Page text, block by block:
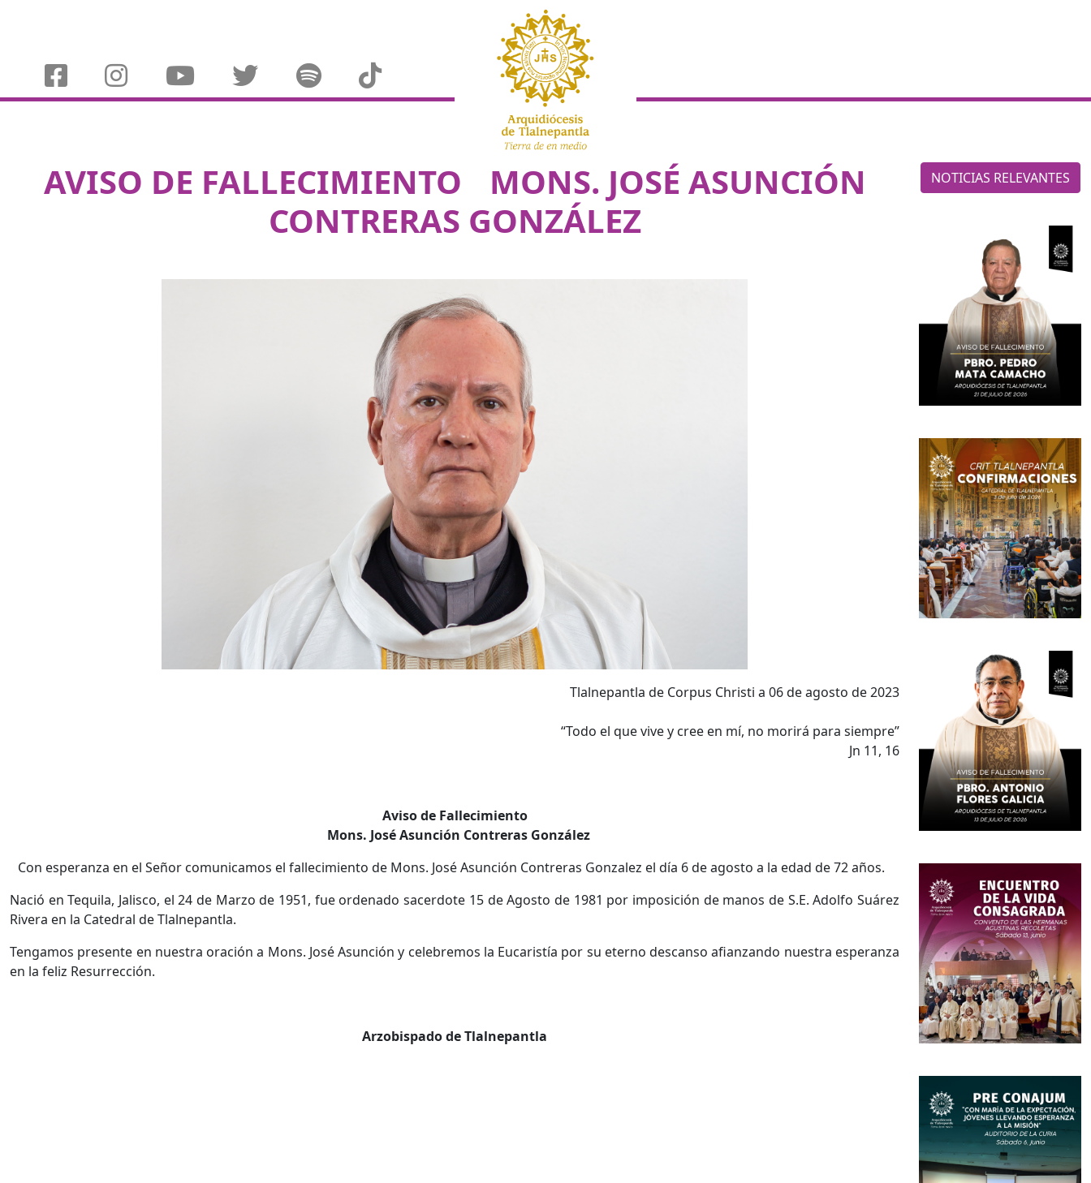
AVISO DE FALLECIMIENTO MONS. JOSÉ ASUNCIÓN
CONTRERAS GONZÁLEZ
Tlalnepantla de Corpus Christi a 06 de agosto de 2023
“Todo el que vive y cree en mí, no morirá para siempre”
Jn 11, 16
Aviso de Fallecimiento
Mons. José Asunción Contreras González
Con esperanza en el Señor comunicamos el fallecimiento de Mons. José Asunción Contreras Gonzalez el día 6 de agosto a la edad de 72 años.
Nació en Tequila, Jalisco, el 24 de Marzo de 1951, fue ordenado sacerdote 15 de Agosto de 1981 por imposición de manos de S.E. Adolfo Suárez
Rivera en la Catedral de Tlalnepantla.
Tengamos presente en nuestra oración a Mons. José Asunción y celebremos la Eucaristía por su eterno descanso afianzando nuestra esperanza
en la feliz Resurrección.
Arzobispado de Tlalnepantla
NOTICIAS RELEVANTES